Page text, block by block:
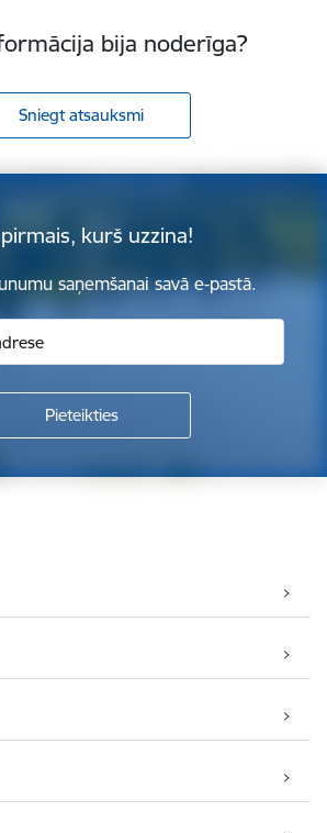
bija noderīga?
Sniegt atsauksmi
kurš uzzina!
saņemšanai savā e-pastā.